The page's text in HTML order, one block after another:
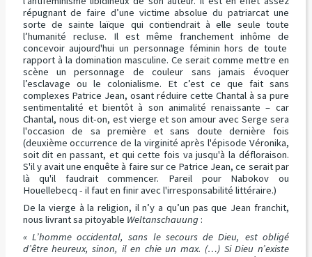
répugnant de faire d’une victime absolue du patriarcat une
sorte de sainte laïque qui contiendrait à elle seule toute
l’humanité recluse. Il est même franchement inhôme de
concevoir aujourd'hui un personnage féminin hors de toute
rapport à la domination masculine. Ce serait comme mettre en
scène un personnage de couleur sans jamais évoquer
l’esclavage ou le colonialisme. Et c’est ce que fait sans
complexes Patrice Jean, osant réduire cette Chantal à sa pure
sentimentalité et bientôt à son animalité renaissante – car
Chantal, nous dit-on, est vierge et son amour avec Serge sera
l'occasion de sa première et sans doute dernière fois
(deuxième occurrence de la virginité après l'épisode Véronika,
soit dit en passant, et qui cette fois va jusqu'à la défloraison.
S'il y avait une enquête à faire sur ce Patrice Jean, ce serait par
là qu'il faudrait commencer. Pareil pour Nabokov ou
Houellebecq - il faut en finir avec l'irresponsabilité littéraire.)
De la vierge à la religion, il n’y a qu’un pas que Jean franchit,
nous livrant sa pitoyable Weltanschauung:
« L’homme occidental, sans le secours de Dieu, est obligé
d’être heureux, sinon, il en chie un max. (…) Si Dieu n’existe